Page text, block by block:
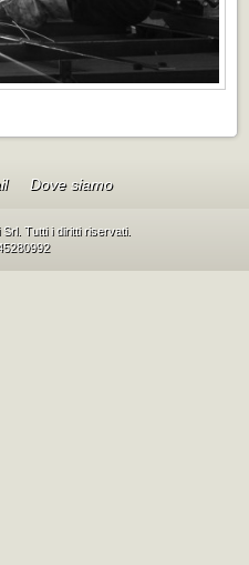
Dove siamo
Tutti i diritti riservati.